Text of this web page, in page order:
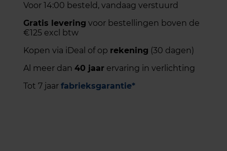
Voor 14:00 besteld, vandaag verstuurd
Gratis levering voor bestellingen boven de
€125 excl btw
Kopen via iDeal of op rekening (30 dagen)
Al meer dan 40 jaar ervaring in verlichting
Tot 7 jaar fabrieksgarantie*